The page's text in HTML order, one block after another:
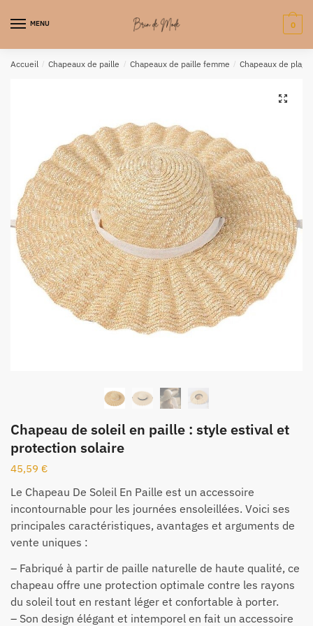
MENU 0
Accueil / Chapeaux de paille / Chapeaux de paille femme / Chapeaux de
🔍
Chapeau de soleil en paille : style estival et
protection solaire
45,59 €
Le Chapeau De Soleil En Paille est un accessoire
incontournable pour les journées ensoleillées. Voici ses
principales caractéristiques, avantages et arguments de
vente uniques :
– Fabriqué à partir de paille naturelle de haute qualité, ce
chapeau offre une protection optimale contre les rayons
du soleil tout en restant léger et confortable à porter.
– Son design élégant et intemporel en fait un accessoire